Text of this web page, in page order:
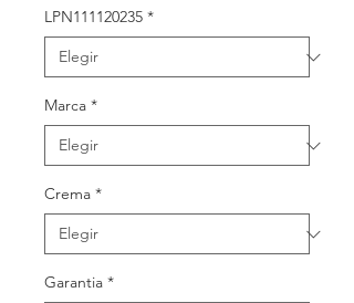
LPN111120235 *
Marca *
Crema *
Garantia *